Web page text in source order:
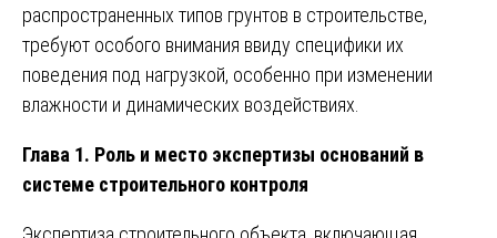
распространенных типов грунтов в строительстве,
требуют особого внимания ввиду специфики их
поведения под нагрузкой, особенно при изменении
влажности и динамических воздействиях.
Глава 1. Роль и место экспертизы оснований в
системе строительного контроля